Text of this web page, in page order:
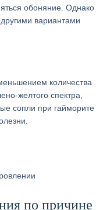
обоняние. Однако
вариантами
количества
желтого спектра,
сопли при гайморите
по причине